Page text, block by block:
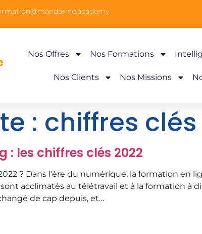
Nos Offres Nos Formations
Nos Clients Nos Missions
: chiffres clés
: les chiffres clés 2022
? Dans l’ère du numérique, la formation en
acclimatés au télétravail et à la formation à
de cap depuis, et…